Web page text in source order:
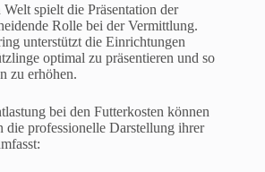
spielt die Präsentation der
Rolle bei der Vermittlung.
unterstützt die Einrichtungen
optimal zu präsentieren und so
zu erhöhen.
bei den Futterkosten können
die professionelle Darstellung ihrer